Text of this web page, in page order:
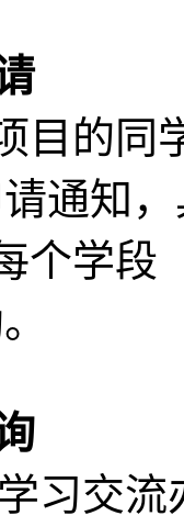
目的同
通知
个学段
习交流